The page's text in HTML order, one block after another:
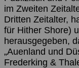
im Zweiten
Dritten Zeitalter,
für Hither Shore)
herausgegeben,
„Auenland und
Frederking &